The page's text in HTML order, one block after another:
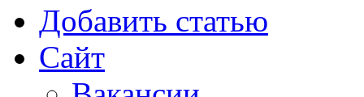
Добавить статью
Сайт